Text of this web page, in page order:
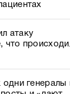
атаку
что
одни генералы